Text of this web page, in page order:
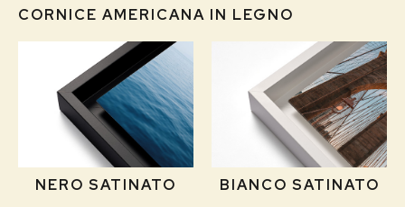
CORNICE AMERICANA IN LEGNO
NERO SATINATO BIANCO SATINATO